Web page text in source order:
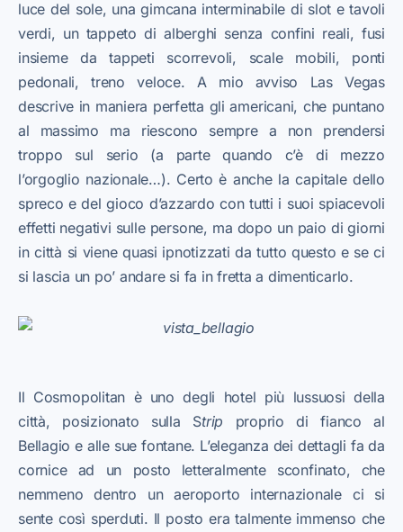
luce del sole, una gimcana interminabile di slot e tavoli
verdi, un tappeto di alberghi senza confini reali, fusi
insieme da tappeti scorrevoli, scale mobili, ponti
pedonali, treno veloce. A mio avviso Las Vegas
descrive in maniera perfetta gli americani, che puntano
al massimo ma riescono sempre a non prendersi
troppo sul serio (a parte quando c’è di mezzo
l’orgoglio nazionale…). Certo è anche la capitale dello
spreco e del gioco d’azzardo con tutti i suoi spiacevoli
effetti negativi sulle persone, ma dopo un paio di giorni
in città si viene quasi ipnotizzati da tutto questo e se ci
si lascia un po’ andare si fa in fretta a dimenticarlo.
Il Cosmopolitan è uno degli hotel più lussuosi della
città, posizionato sulla Strip proprio di fianco al
Bellagio e alle sue fontane. L’eleganza dei dettagli fa da
cornice ad un posto letteralmente sconfinato, che
nemmeno dentro un aeroporto internazionale ci si
sente così sperduti. Il posto era talmente immenso che